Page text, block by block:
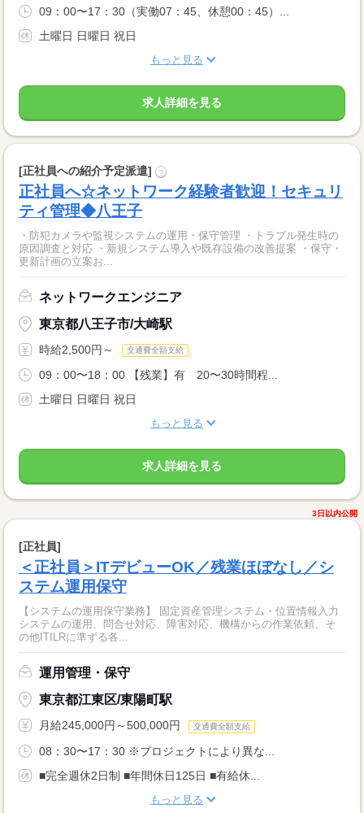
09：00〜17：30（実働07：45、休憩00：45）...
土曜日 日曜日 祝日
もっと見る
求人詳細を見る
[正社員への紹介予定派遣] ?
正社員へ☆ネットワーク経験者歓迎！セキュリ
ティ管理◆八王子
・防犯カメラや監視システムの運用・保守管理 ・トラブル発生時の
原因調査と対応 ・新規システム導入や既存設備の改善提案 ・保守・
更新計画の立案お...
ネットワークエンジニア
東京都八王子市/大崎駅
時給2,500円～ 交通費全額支給
09：00〜18：00 【残業】有 20〜30時間程...
土曜日 日曜日 祝日
もっと見る
求人詳細を見る
3日以内公開
[正社員]
＜正社員＞ITデビューOK／残業ほぼなし／シ
ステム運用保守
【システムの運用保守業務】 固定資産管理システム・位置情報入力
システムの運用、問合せ対応、障害対応、機構からの作業依頼、そ
の他ITILRに準ずる各...
運用管理・保守
東京都江東区/東陽町駅
月給245,000円～500,000円 交通費全額支給
08：30〜17：30 ※プロジェクトにより異な...
■完全週休2日制 ■年間休日125日 ■有給休...
もっと見る